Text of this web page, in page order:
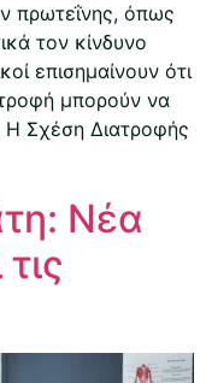
πρωτεΐνης, όπως
τον κίνδυνο
επισημαίνουν ότι
μπορούν να
Η Σχέση Διατροφής
Νέα